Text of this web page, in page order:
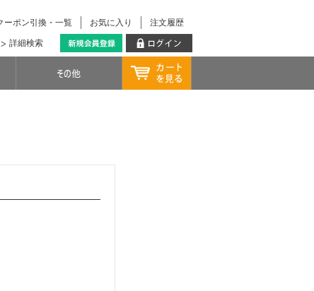
注文履歴
お気に入り
ーポン引換・一覧
詳細検索